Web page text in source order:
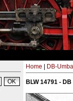
Home DB-
BLW 14791 -